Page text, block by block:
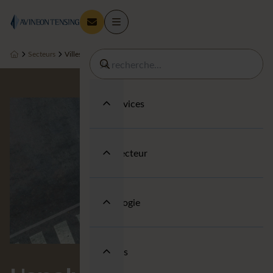
Nos Services
Votre secteur
Technologie
A propos
Secteurs Villes et collectivités